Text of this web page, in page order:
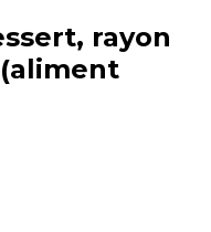
rayon